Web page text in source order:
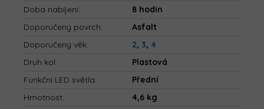
Doba nabíjení:
8 hodin
Doporučený povrch:
Asfalt
Doporučený věk: 2, 3, 4
Druh kol:
Plastová
Funkční LED světla:
Přední
Hmotnost:
4,6 kg